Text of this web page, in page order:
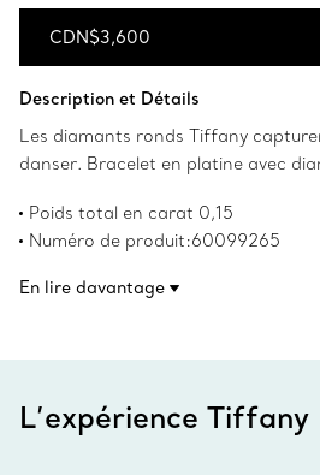
CDN$3,600
Description et Détails
Les diamants ronds Tiffany
danser. Bracelet en platine avec
détenus par Elsa Peretti(MD).
Poids total en carat 0,15
Numéro de produit:60099265
En lire davantage
L’expérience Tiffany